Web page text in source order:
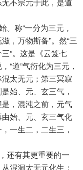
不宗元于此，是道
。称“一分为三元，
，万物斯备”。然“三
”。这是《云笈七
“道”气衍化为三元，
太无元；第三冥寂
始、元、玄三气，
，混沌之前，元气
始、元、玄三气化
一生二，二生三，
还有其更重要的一
混洞太无元化生；